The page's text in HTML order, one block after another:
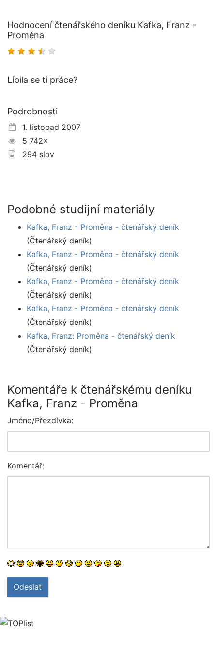
Hodnocení čtenářského deníku Kafka, Franz -
Proměna
Líbila se ti práce?
Podrobnosti
1. listopad 2007
5 742×
294 slov
Podobné studijní materiály
Kafka, Franz - Proměna - čtenářský deník
(Čtenářský deník)
Kafka, Franz - Proměna - čtenářský deník
(Čtenářský deník)
Kafka, Franz - Proměna - čtenářský deník
(Čtenářský deník)
Kafka, Franz - Proměna - čtenářský deník
(Čtenářský deník)
Kafka, Franz: Proměna - čtenářský deník
(Čtenářský deník)
Komentáře k čtenářskému deníku
Kafka, Franz - Proměna
Jméno/Přezdívka:
Komentář:
Odeslat